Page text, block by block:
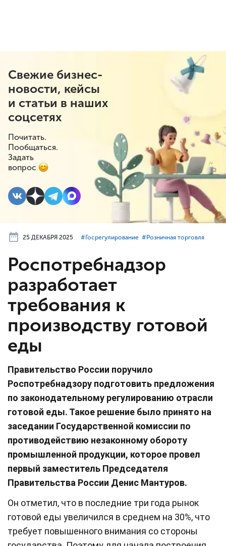
Свежие бизнес-
новости, кейсы
и статьи в наших
соцсетях
Почитать.
Пообщаться.
Задать
вопрос
25 ДЕКАБРЯ 2025 #⁣Госрегулирование #⁣Розничная торговля
Роспотребнадзор
разработает
требования к
производству готовой
еды
Правительство России поручило
Роспотребнадзору подготовить предложения
по законодательному регулированию отрасли
готовой еды. Такое решение было принято на
заседании Государственной комиссии по
противодействию незаконному обороту
промышленной продукции, которое провел
первый заместитель Председателя
Правительства России Денис Мантуров.
Он отметил, что в последние три года рынок
готовой еды увеличился в среднем на 30%, что
требует повышенного внимания со стороны